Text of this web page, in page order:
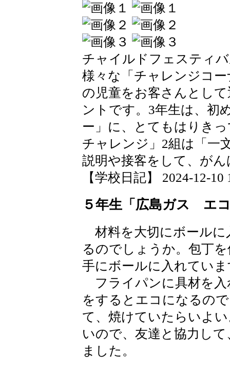
チャイルドフェスティ
様々な「チャレンジコ
の児童をお客さんとし
ントです。3年生は、初
ー」に、とてもはりき
チャレンジ」2組は「一
説明や接客をして、が
【学校日記】 2024-12-10
５年生「広島ガス エ
材料を大切にボールに
るのでしょうか。包丁
手にボールに入れてい
フライパンに具材を入
をするとエコになるの
て、焼けていたらいよ
いので、友達と協力し
ました。